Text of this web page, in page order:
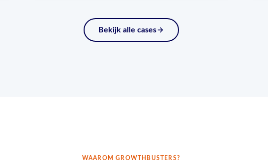
Bekijk alle cases
WAAROM GROWTHBUSTERS?